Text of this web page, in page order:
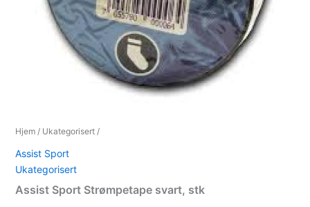
Hjem / Ukategorisert /
Assist Sport
Ukategorisert
Assist Sport Strømpetape svart, stk